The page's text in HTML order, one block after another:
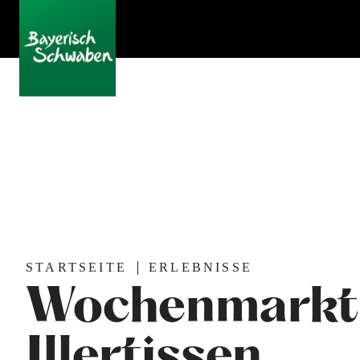
STARTSEITE ERLEBNISSE